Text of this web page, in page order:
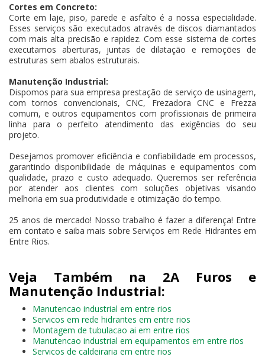
Cortes em Concreto:
Corte em laje, piso, parede e asfalto é a nossa especialidade.
Esses serviços são executados através de discos diamantados
com mais alta precisão e rapidez. Com esse sistema de cortes
executamos aberturas, juntas de dilatação e remoções de
estruturas sem abalos estruturais.
Manutenção Industrial:
Dispomos para sua empresa prestação de serviço de usinagem,
com tornos convencionais, CNC, Frezadora CNC e Frezza
comum, e outros equipamentos com profissionais de primeira
linha para o perfeito atendimento das exigências do seu
projeto.
Desejamos promover eficiência e confiabilidade em processos,
garantindo disponibilidade de máquinas e equipamentos com
qualidade, prazo e custo adequado. Queremos ser referência
por atender aos clientes com soluções objetivas visando
melhoria em sua produtividade e otimização do tempo.
25 anos de mercado! Nosso trabalho é fazer a diferença! Entre
em contato e saiba mais sobre Serviços em Rede Hidrantes em
Entre Rios.
Veja Também na 2A Furos e
Manutenção Industrial:
Manutencao industrial em entre rios
Servicos em rede hidrantes em entre rios
Montagem de tubulacao ai em entre rios
Manutencao industrial em equipamentos em entre rios
Servicos de caldeiraria em entre rios